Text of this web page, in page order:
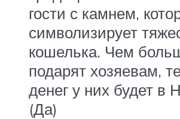
гости с камнем,
символизирует
кошелька. Чем
подарят хозяевам,
денег у них будет в
(Да)